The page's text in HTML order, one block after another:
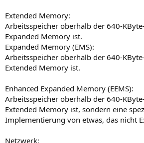
Extended Memory:
Arbeitsspeicher oberhalb der 640-
Expanded Memory ist.
Expanded Memory (EMS):
Arbeitsspeicher oberhalb der 640-
Extended Memory ist.
Enhanced Expanded Memory (EEMS):
Arbeitsspeicher oberhalb der 640-
Extended Memory ist, sondern eine
Implementierung von etwas, das nicht
Netzwerk: